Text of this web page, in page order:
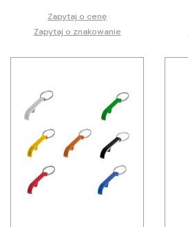
Zapytaj o cenę
Zapytaj o znakowanie